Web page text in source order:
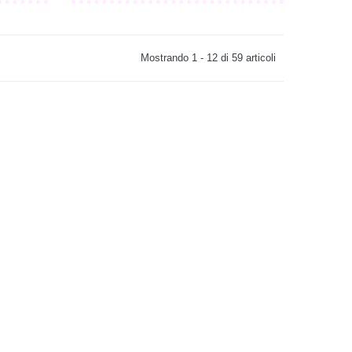
Mostrando 1 - 12 di 59 articoli